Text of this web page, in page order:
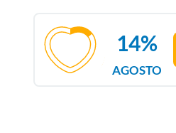
AGOSTO
14%